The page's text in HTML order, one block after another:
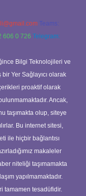
Teams:
606 0 726 Telegram:
Bilgi Teknolojileri ve
Yer Sağlayıcı olarak
proaktif olarak
Ancak,
taşımakta olup, siteye
Bu internet sitesi,
ile hiçbir bağlantısı
makaleler
niteliği taşımamakta
yapılmamaktadır.
tamamen tesadüfidir.